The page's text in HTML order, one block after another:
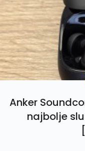
Anker
najbolje